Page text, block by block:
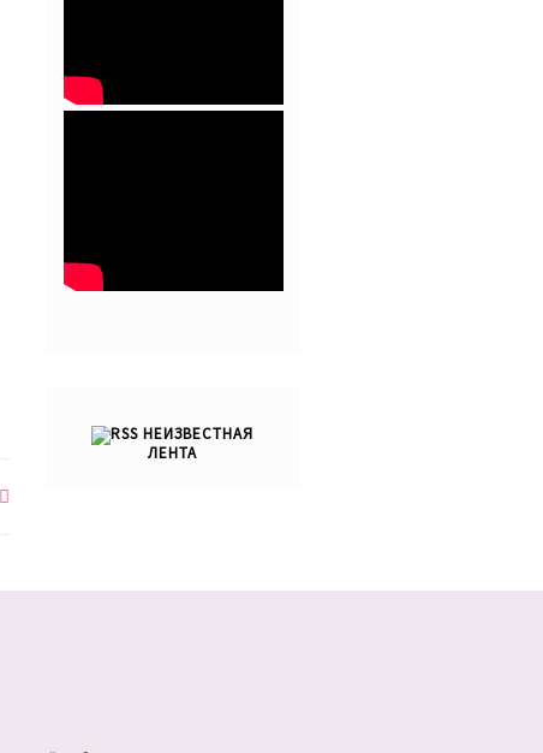
НЕИЗВЕСТНАЯ
ЛЕНТА